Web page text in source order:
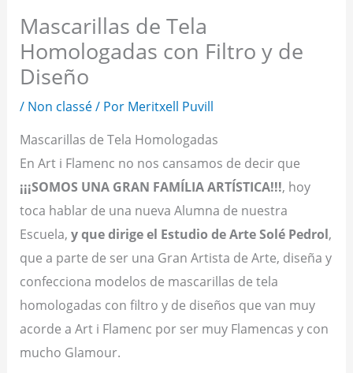
Mascarillas de Tela
Homologadas con Filtro y de
Diseño
/ Non classé/ Por Meritxell Puvill
Mascarillas de Tela Homologadas
En Art i Flamenc no nos cansamos de decir que
¡¡¡SOMOS UNA GRAN FAMÍLIA ARTÍSTICA!!!, hoy
toca hablar de una nueva Alumna de nuestra
Escuela,y que dirige el Estudio de Arte Solé Pedrol,
que a parte de ser una Gran Artista de Arte, diseña y
confecciona modelos de mascarillas de tela
homologadas con filtro y de diseños que van muy
acorde a Art i Flamenc por ser muy Flamencas y con
mucho Glamour.